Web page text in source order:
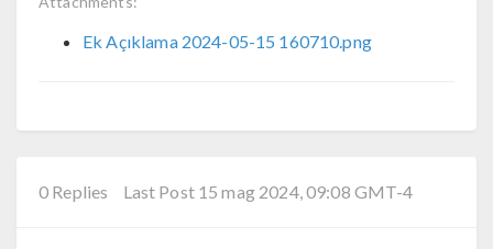
Ek Açıklama 2024-05-15 160710.png
0 Replies Last Post 15 mag 2024, 09:08 GMT-4